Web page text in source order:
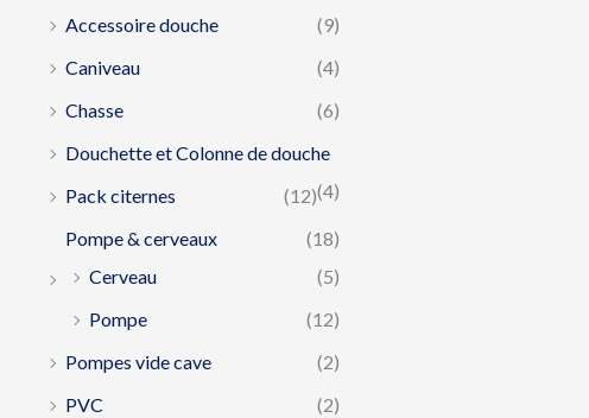
Accessoire douche
(9)
Caniveau
(4)
Chasse
(6)
Douchette et Colonne de douche
(4)
Pack citernes
(12)
Pompe & cerveaux
(18)
Cerveau
(5)
Pompe
(12)
Pompes vide cave
(2)
PVC
(2)